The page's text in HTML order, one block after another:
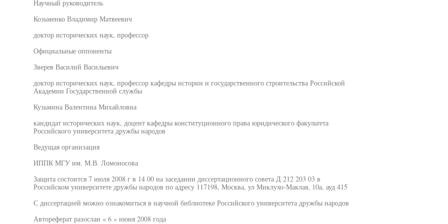
Научный руководитель
Козьменко Владимир Матвеевич
доктор исторических наук, профессор
Официальные оппоненты
Зверев Василий Васильевич
доктор исторических наук, профессор кафедры истории и государственного строительства Российской
Академии Государственной службы
Кузьмина Валентина Михайловна
кандидат исторических наук, доцент кафедры конституционного права юридического факультета
Российского университета дружбы народов
Ведущая организация
ИППК МГУ им. М.В. Ломоносова
Защита состоится 7 июля 2008 г в 14 00 на заседании диссертационного совета Д 212 203 03 в
Российском университете дружбы народов по адресу 117198, Москва, ул Миклухо-Маклая, 10а, ауд 415
С диссертацией можно ознакомиться в научной библиотеке Российского университета дружбы народов
Автореферат разослан « 6 » июня 2008 года